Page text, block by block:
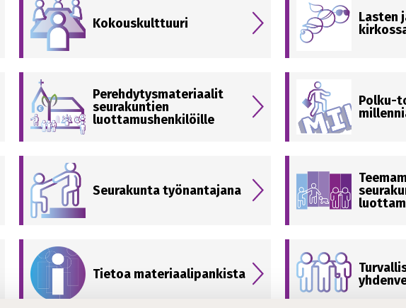
Kokouskulttuuri
Lasten
Perehdytysmateriaalit
seurakuntien
luottamushenkilöille
Polku-
Seurakunta työnantajana
Tietoa materiaalipankista